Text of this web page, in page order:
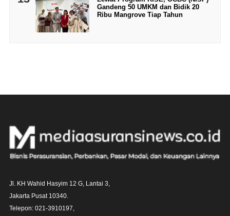
Gandeng 50 UMKM dan Bidik 20
Ribu Mangrove Tiap Tahun
Jl. KH Wahid Hasyim 12 G, Lantai 3,
Jakarta Pusat 10340.
Telepon: 021-3910197,